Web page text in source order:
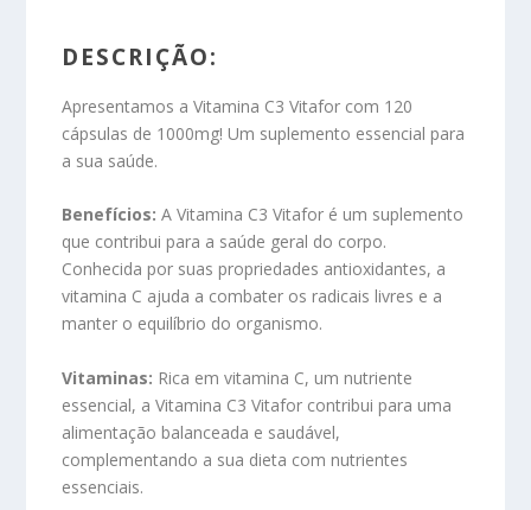
DESCRIÇÃO:
Apresentamos a Vitamina C3 Vitafor com 120
cápsulas de 1000mg! Um suplemento essencial para
a sua saúde.
Benefícios: A Vitamina C3 Vitafor é um suplemento
que contribui para a saúde geral do corpo.
Conhecida por suas propriedades antioxidantes, a
vitamina C ajuda a combater os radicais livres e a
manter o equilíbrio do organismo.
Vitaminas: Rica em vitamina C, um nutriente
essencial, a Vitamina C3 Vitafor contribui para uma
alimentação balanceada e saudável,
complementando a sua dieta com nutrientes
essenciais.